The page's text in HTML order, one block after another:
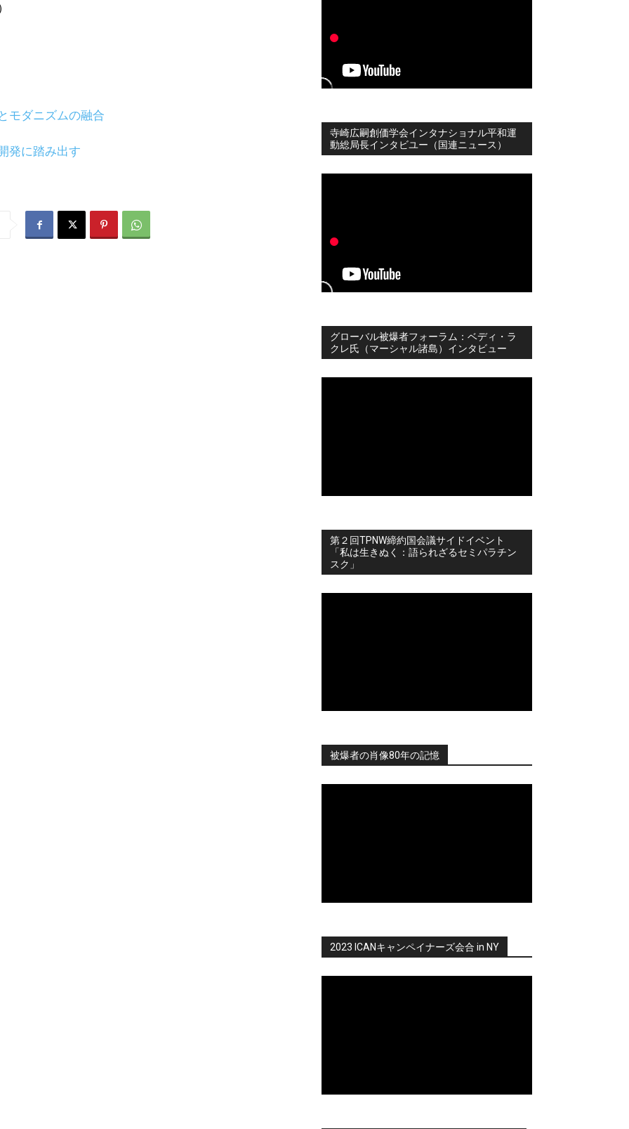
モダニズムの融合
発に踏み出す
寺崎広嗣創価学会インタナショナル平和運
動総局長インタビユー（国連ニュース）
グローバル被爆者フォーラム：ベディ・ラ
クレ氏（マーシャル諸島）インタビュー
第２回TPNW締約国会議サイドイベント
「私は生きぬく：語られざるセミパラチン
スク」
被爆者の肖像80年の記憶
2023 ICANキャンペイナーズ会合 in NY